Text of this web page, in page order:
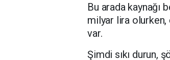
Bu arada kaynağı
milyar lira
var.
Şimdi sıkı durun,